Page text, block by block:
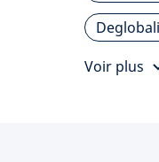
Voir plus